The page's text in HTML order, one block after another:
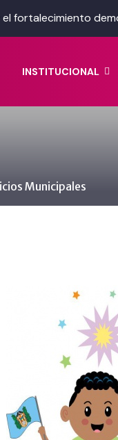
fortalecimiento
INSTITUCIONAL
Municipales